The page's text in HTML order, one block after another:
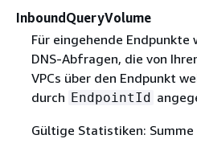
InboundQueryVolume
Für eingehende Endpunkte
DNS-Abfragen, die von
VPCs über den Endpunkt
durch EndpointId
Gültige Statistiken: Summe